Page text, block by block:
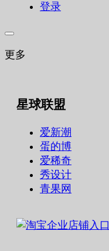
登录
更多
星球联盟
爱新潮
蛋的博
爱稀奇
秀设计
青果网